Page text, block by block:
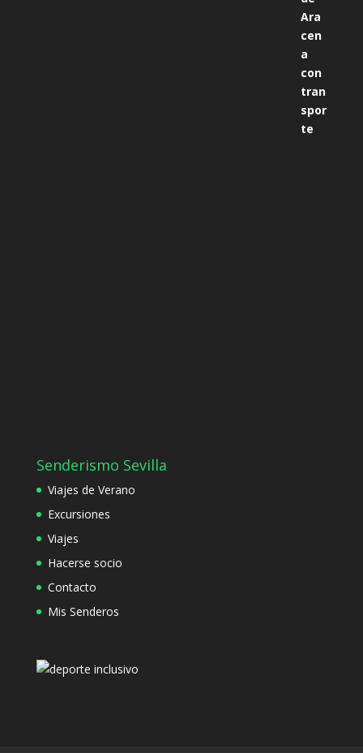
Senderismo Sevilla
Viajes de Verano
Excursiones
Viajes
Hacerse socio
Contacto
Mis Senderos